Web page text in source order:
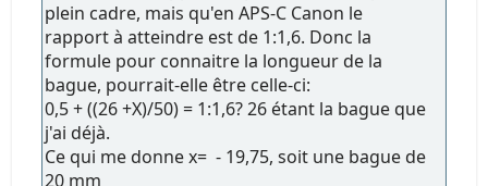
plein cadre, mais qu'en APS-C Canon le
rapport à atteindre est de 1:1,6. Donc la
formule pour connaitre la longueur de la
bague, pourrait-elle être celle-ci:
0,5 + ((26 +X)/50) = 1:1,6? 26 étant la bague que
j'ai déjà.
Ce qui me donne x= - 19,75, soit une bague de
20 mm